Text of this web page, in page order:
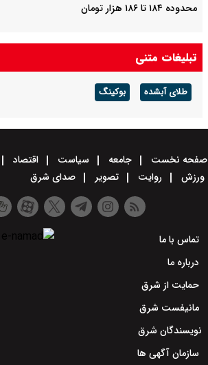
محدوده ۱۸۴ تا ۱۸۶ هزار تومان
تبلیغات متنی
طلای آبشده بوکینگ
صفحه نخست جامعه سیاست اقتصاد
ورزش
روایت تصویر صدای شرق
تماس با ما
درباره ما
حمایت از شرق
مانیفست شرق
نویسندگان شرق
سازمان آگهی ها